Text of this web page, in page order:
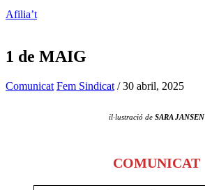
Afilia’t
1 de MAIG
Comunicat Fem Sindicat / 30 abril, 2025
il·lustració de SARA JANSEN
COMUNICAT